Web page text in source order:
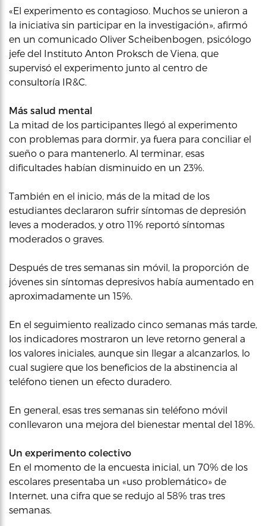
«El experimento es contagioso. Muchos se unieron a
la iniciativa sin participar en la investigación», afirmó
en un comunicado Oliver Scheibenbogen, psicólogo
jefe del Instituto Anton Proksch de Viena, que
supervisó el experimento junto al centro de
consultoría IR&C.
Más salud mental
La mitad de los participantes llegó al experimento
con problemas para dormir, ya fuera para conciliar el
sueño o para mantenerlo. Al terminar, esas
dificultades habían disminuido en un 23%.
También en el inicio, más de la mitad de los
estudiantes declararon sufrir síntomas de depresión
leves a moderados, y otro 11% reportó síntomas
moderados o graves.
Después de tres semanas sin móvil, la proporción de
jóvenes sin síntomas depresivos había aumentado en
aproximadamente un 15%.
En el seguimiento realizado cinco semanas más tarde,
los indicadores mostraron un leve retorno general a
los valores iniciales, aunque sin llegar a alcanzarlos, lo
cual sugiere que los beneficios de la abstinencia al
teléfono tienen un efecto duradero.
En general, esas tres semanas sin teléfono móvil
conllevaron una mejora del bienestar mental del 18%.
Un experimento colectivo
En el momento de la encuesta inicial, un 70% de los
escolares presentaba un «uso problemático» de
Internet, una cifra que se redujo al 58% tras tres
semanas.